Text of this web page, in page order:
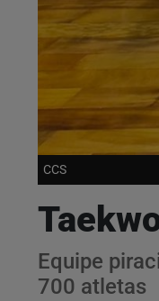
CCS
Equipe
700 atletas